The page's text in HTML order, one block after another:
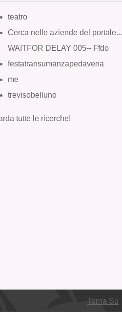
teatro
Cerca nelle aziende del portale...
WAITFOR DELAY 005-- Ffdo
festatransumanzapedavena
me
trevisobelluno
tutte le ricerche!
Torna Su